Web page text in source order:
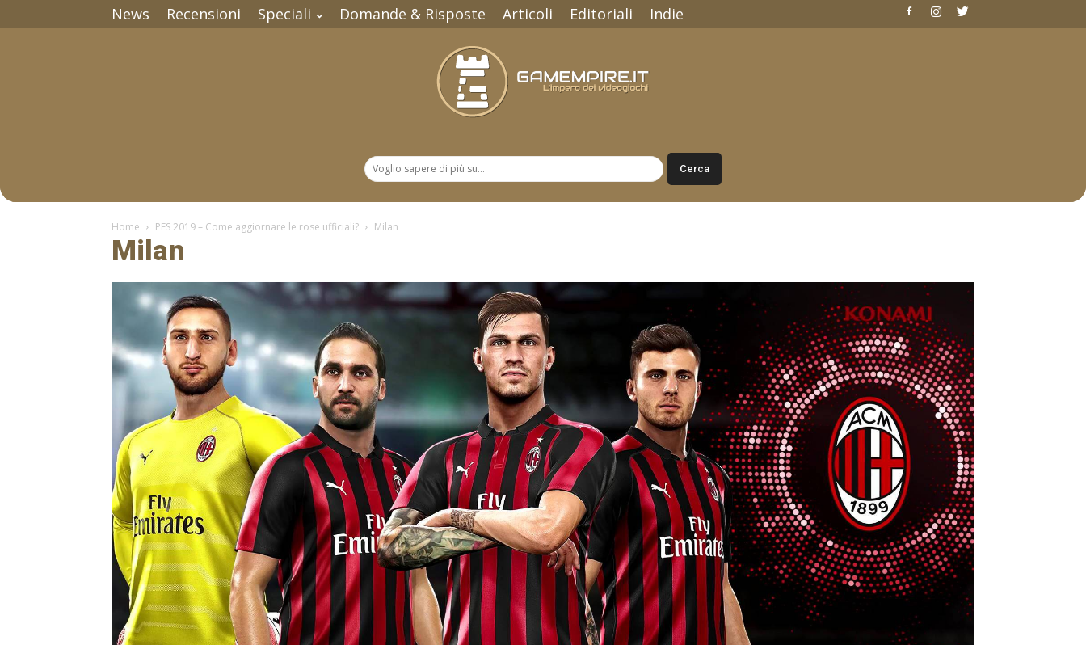
News Recensioni Speciali Domande & Risposte Articoli Editoriali Indie
Home PES 2019 – Come aggiornare le rose ufficiali? Milan
Milan